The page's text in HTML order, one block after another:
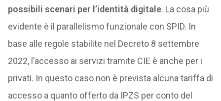
possibili scenari per l’identità digitale. La cosa più
evidente è il parallelismo funzionale con SPID. In
base alle regole stabilite nel Decreto 8 settembre
2022, l’accesso ai servizi tramite CIE è anche per i
privati. In questo caso non è prevista alcuna tariffa di
accesso a quanto offerto da IPZS per conto del